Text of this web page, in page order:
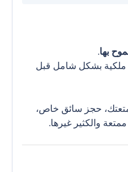
بها.
ملكية بشكل شامل قبل
حجز سائق خاص،
والكثير غيرها.